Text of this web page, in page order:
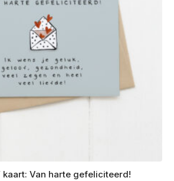
kaart: Van harte gefeliciteerd!